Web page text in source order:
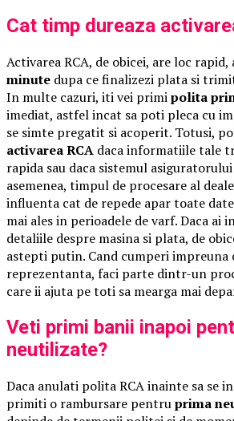
Cat timp dureaza
Activarea RCA, de obicei, are loc rapid,
minute dupa ce finalizezi plata si
In multe cazuri, iti vei primipolita
imediat, astfel incat sa poti pleca cu
se simte pregatit si acoperit. Totusi,
activarea RCA daca informatiile tale
rapida sau daca sistemul
asemenea, timpul de procesare al
influenta cat de repede apar toate
mai ales in perioadele de varf. Daca ai
detaliile despre masina si plata, de
astepti putin. Cand cumperi impreuna
reprezentanta, faci parte dintr-un
care ii ajuta pe toti sa mearga mai
Veti primi banii inapoi
neutilizate?
Daca anulati polita RCA inainte sa se
primiti o rambursare pentruprima